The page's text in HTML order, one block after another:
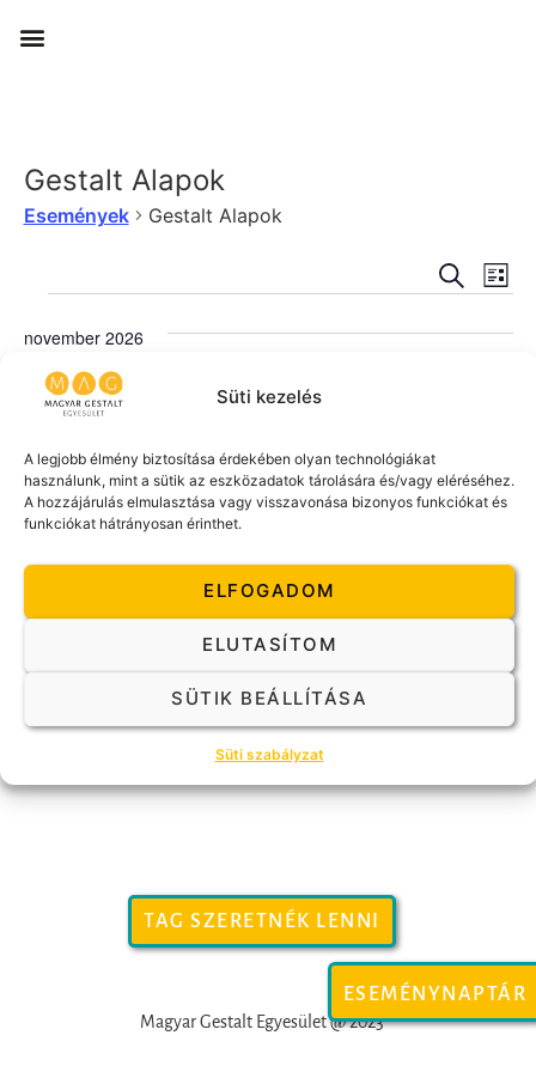
Süti kezelés
A legjobb élmény biztosítása érdekében olyan technológiákat
használunk, mint a sütik az eszközadatok tárolására és/vagy eléréséhez.
A hozzájárulás elmulasztása vagy visszavonása bizonyos funkciókat és
funkciókat hátrányosan érinthet.
ELFOGADOM
ELUTASÍTOM
SÜTIK BEÁLLÍTÁSA
Süti szabályzat
ESEMÉNYNAPTÁR
Gestalt Alapok
Események Gestalt Alapok
november 2026
PÉN
13
Gestalt a gyakorlatban– 3 alkalmas alapozó
műhely indul
Kiemelt
november 13-16:00- november 14-20:00
Budapest belváros
139.000Ft
ElőzőEsemények Ma KÖVETKEZŐ
FELIRATKOZÁS A NAPTÁRRA
TAG SZERETNÉK LENNI
Magyar Gestalt Egyesület @ 2023